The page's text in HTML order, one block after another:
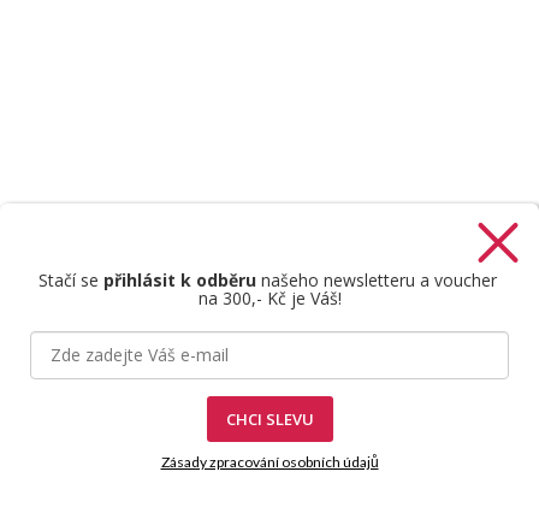
Stačí se přihlásit k odběrunašeho newsletteru a voucher
na 300,- Kč je Váš!
CHCI SLEVU
Zásady zpracování osobních údajů